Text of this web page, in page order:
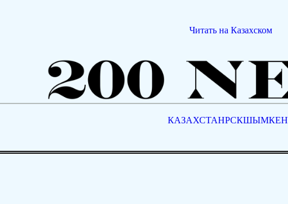
Читать на Казахском
КАЗАХСТАНРСК